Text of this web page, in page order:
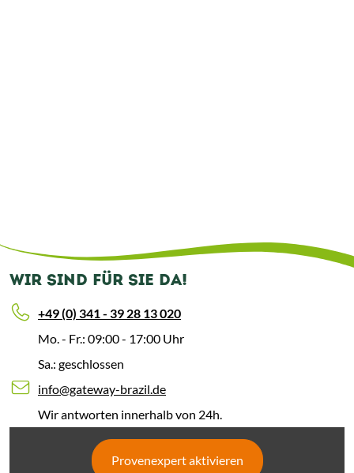
WIR SIND FÜR SIE DA!
+49 (0) 341 - 39 28 13 020
Mo. - Fr.: 09:00 - 17:00 Uhr
Sa.: geschlossen
info@gateway-brazil.de
Wir antworten innerhalb von 24h.
Provenexpert aktivieren